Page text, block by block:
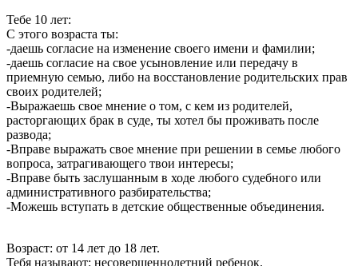
Тебе 10 лет:
С этого возраста ты:
-даешь согласие на изменение своего имени и фамилии;
-даешь согласие на свое усыновление или передачу в
приемную семью, либо на восстановление родительских прав
своих родителей;
-Выражаешь свое мнение о том, с кем из родителей,
расторгающих брак в суде, ты хотел бы проживать после
развода;
-Вправе выражать свое мнение при решении в семье любого
вопроса, затрагивающего твои интересы;
-Вправе быть заслушанным в ходе любого судебного или
административного разбирательства;
-Можешь вступать в детские общественные объединения.
Возраст: от 14 лет до 18 лет.
Тебя называют: несовершеннолетний ребенок.